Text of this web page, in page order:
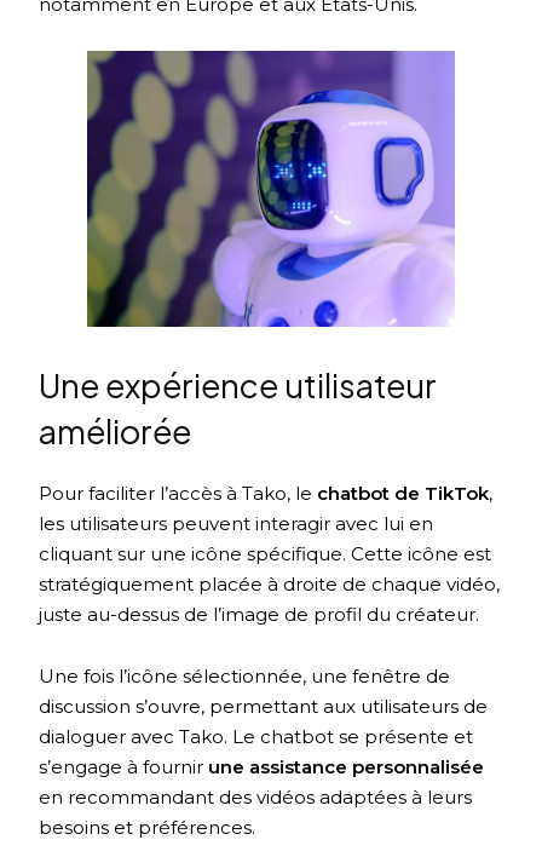
Une expérience utilisateur
améliorée
Pour faciliter l’accès à Tako, le chatbot de TikTok,
les utilisateurs peuvent interagir avec lui en
cliquant sur une icône spécifique. Cette icône est
stratégiquement placée à droite de chaque vidéo,
juste au-dessus de l’image de profil du créateur.
Une fois l’icône sélectionnée, une fenêtre de
discussion s’ouvre, permettant aux utilisateurs de
dialoguer avec Tako. Le chatbot se présente et
s’engage à fournir une assistance personnalisée
en recommandant des vidéos adaptées à leurs
besoins et préférences.